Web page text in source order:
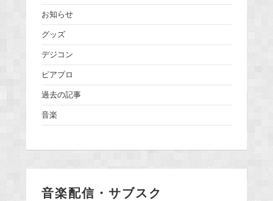
お知らせ
グッズ
デジコン
ピアプロ
過去の記事
音楽
音楽配信・サブスク